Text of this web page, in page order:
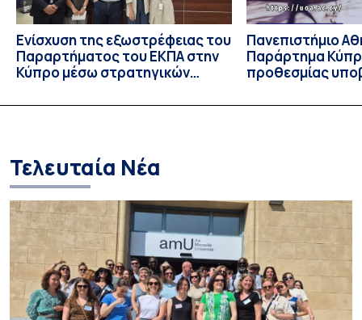
Ενίσχυση της εξωστρέφειας του
Παραρτήματος του ΕΚΠΑ στην
Κύπρο μέσω στρατηγικών
Πανεπιστήμιο
Παράρτημα
προθεσμίας
υποψηφίων
Τελευταία Νέα